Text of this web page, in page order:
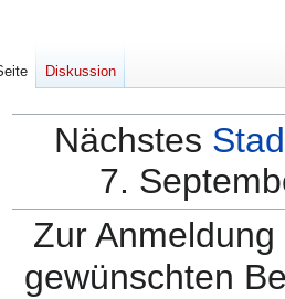
Nächstes
7.
Zur
gewünschten
Diskussion